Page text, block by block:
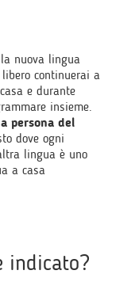
nuova lingua
continuerai a
e durante
insieme.
persona del
dove ogni
lingua è uno
a casa
indicato?